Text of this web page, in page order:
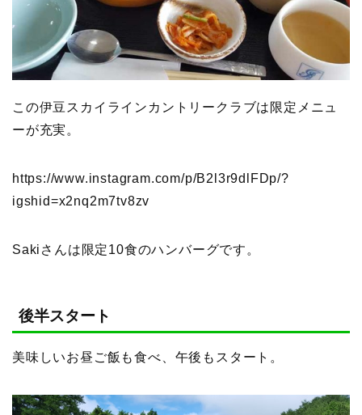
この伊豆スカイラインカントリークラブは限定メニュ
ーが充実。
https://www.instagram.com/p/B2l3r9dlFDp/?
igshid=x2nq2m7tv8zv
Sakiさんは限定10食のハンバーグです。
後半スタート
美味しいお昼ご飯も食べ、午後もスタート。